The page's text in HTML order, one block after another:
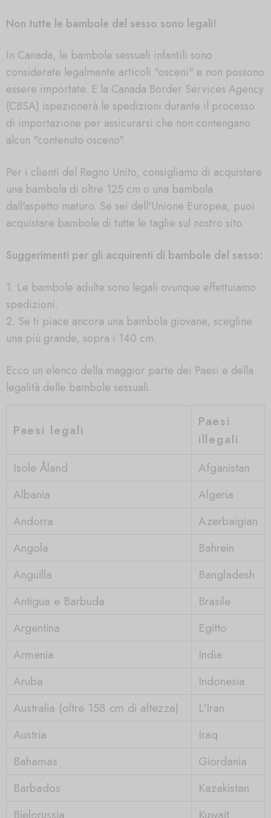
Non tutte le bambole del sesso sono legali!
In Canada, le bambole sessuali infantili sono
considerate legalmente articoli "osceni" e non possono
essere importate. E la Canada Border Services Agency
(CBSA) ispezionerà le spedizioni durante il processo
di importazione per assicurarsi che non contengano
alcun "contenuto osceno".
Per i clienti del Regno Unito, consigliamo di acquistare
una bambola di oltre 125 cm o una bambola
dall'aspetto maturo. Se sei dell'Unione Europea, puoi
acquistare bambole di tutte le taglie sul nostro sito.
Suggerimenti per gli acquirenti di bambole del sesso:
1. Le bambole adulte sono legali ovunque effettuiamo
spedizioni.
2. Se ti piace ancora una bambola giovane, scegline
una più grande, sopra i 140 cm.
Ecco un elenco della maggior parte dei Paesi e della
legalità delle bambole sessuali.
Paesi legali
Paesi
illegali
Isole Åland
Afganistan
Albania
Algeria
Andorra
Azerbaigian
Angola
Bahrein
Anguilla
Bangladesh
Antigua e Barbuda
Brasile
Argentina
Egitto
Armenia
India
Aruba
Indonesia
Australia (oltre 158 cm di altezza)
L'Iran
Austria
Iraq
Bahamas
Giordania
Barbados
Kazakistan
Bielorussia
Kuwait